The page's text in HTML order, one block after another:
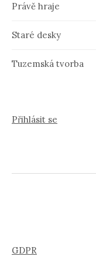
Právě hraje
Staré desky
Tuzemská tvorba
Přihlásit se
GDPR